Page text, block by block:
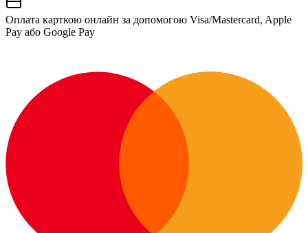
Оплата карткою онлайн за допомогою Visa/Mastercard, Apple
Pay або Google Pay